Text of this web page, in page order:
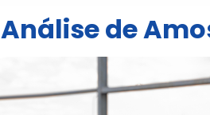
Análise de